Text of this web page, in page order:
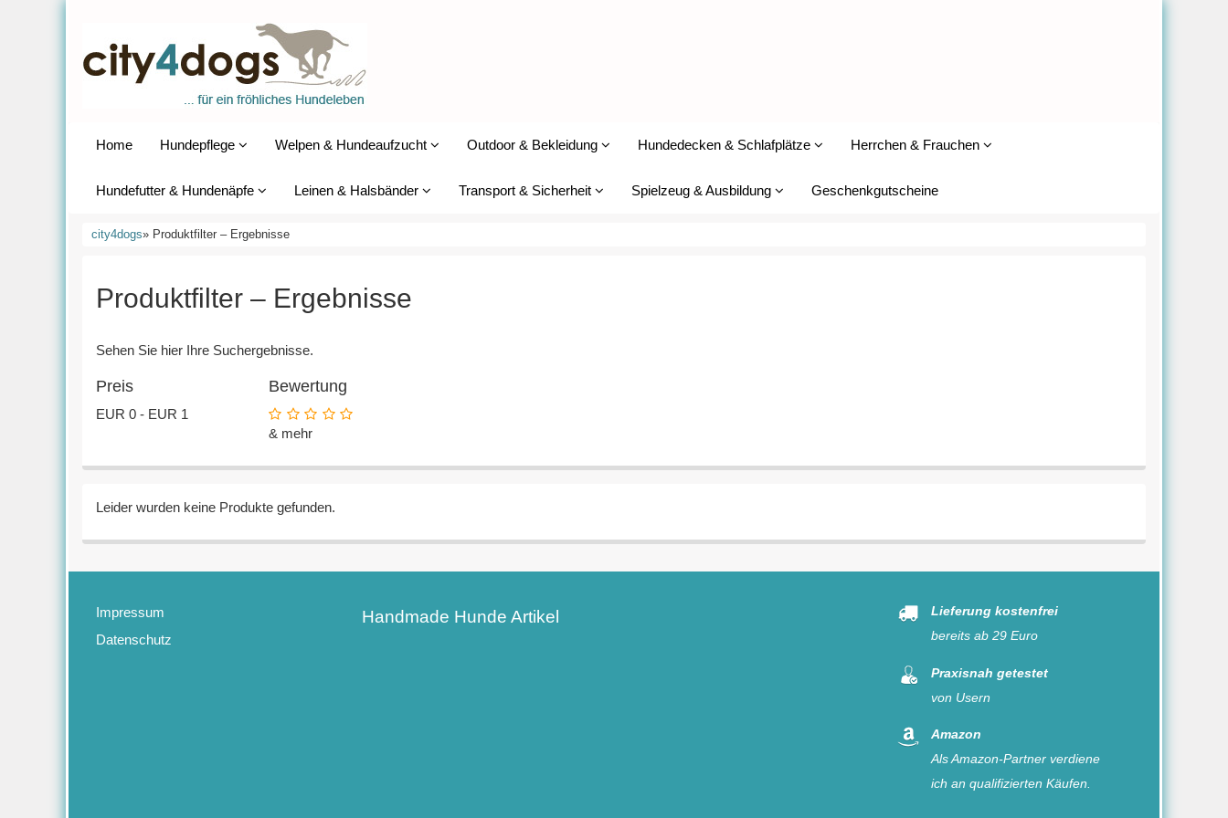
Home Hundepflege Welpen & Hundeaufzucht Outdoor & Bekleidung Hundedecken & Schlafplätze Herrchen & Frauchen
Hundefutter & Hundenäpfe Leinen & Halsbänder Transport & Sicherheit Spielzeug & Ausbildung Geschenkgutscheine
city4dogs» Produktfilter – Ergebnisse
Produktfilter – Ergebnisse
Sehen Sie hier Ihre Suchergebnisse.
Preis
EUR 0 - EUR 1
Bewertung
& mehr
Leider wurden keine Produkte gefunden.
Impressum
Datenschutz
Handmade Hunde Artikel
Lieferung kostenfrei
bereits ab 29 Euro
Praxisnah getestet
von Usern
Amazon
Als Amazon-Partner verdiene
ich an qualifizierten Käufen.